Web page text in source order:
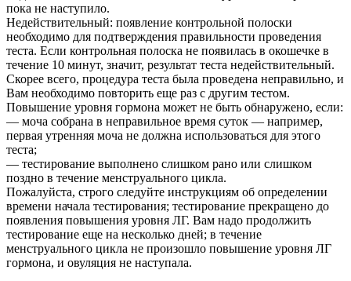
пока не наступило.
Недействительный: появление контрольной полоски
необходимо для подтверждения правильности проведения
теста. Если контрольная полоска не появилась в окошечке в
течение 10 минут, значит, результат теста недействительный.
Скорее всего, процедура теста была проведена неправильно, и
Вам необходимо повторить еще раз с другим тестом.
Повышение уровня гормона может не быть обнаружено, если:
— моча собрана в неправильное время суток — например,
первая утренняя моча не должна использоваться для этого
теста;
— тестирование выполнено слишком рано или слишком
поздно в течение менструального цикла.
Пожалуйста, строго следуйте инструкциям об определении
времени начала тестирования; тестирование прекращено до
появления повышения уровня ЛГ. Вам надо продолжить
тестирование еще на несколько дней; в течение
менструального цикла не произошло повышение уровня ЛГ
гормона, и овуляция не наступала.